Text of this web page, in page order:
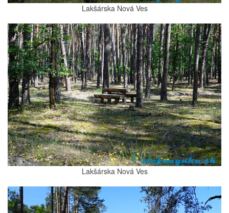
Lakšárska Nová Ves
Lakšárska Nová Ves